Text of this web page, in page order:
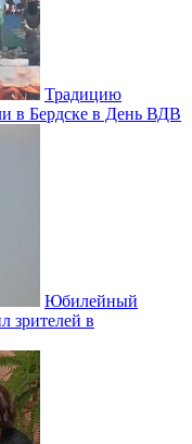
Традицию
в Бердске в День ВДВ
Юбилейный
в